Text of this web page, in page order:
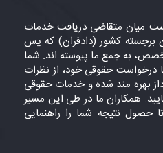
میان متقاضی دریافت خدمات
برجسته کشور (دادفران) که پس
به جمع ما پیوسته اند. شما
درخواست حقوقی خود، از نظرات
بهره مند شده و خدمات حقوقی
همکاران ما در طی این مسیر
حصول نتیجه شما را راهنمایی